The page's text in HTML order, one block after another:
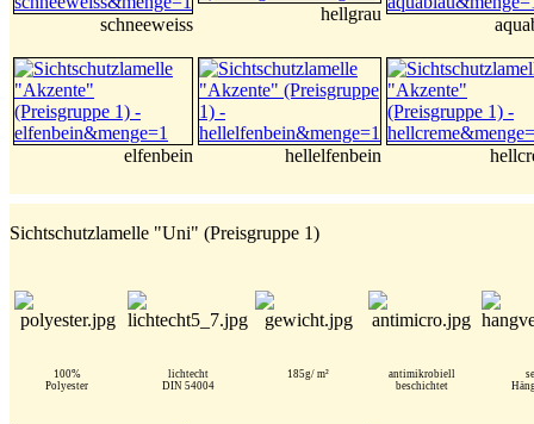
schneeweiss
hellgrau
elfenbein hellelfenbein
Sichtschutzlamelle "Uni" (Preisgruppe 1)
100%
Polyester
lichtecht
DIN 54004
185g/ m²
antimikrobiell
beschichtet